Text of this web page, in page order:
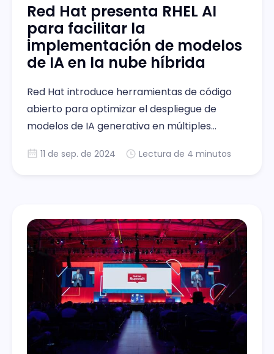
Red Hat presenta RHEL AI
para facilitar la
implementación de modelos
de IA en la nube híbrida
Red Hat introduce herramientas de código
abierto para optimizar el despliegue de
modelos de IA generativa en múltiples
11 de sep. de 2024 Lectura de 4 minutos